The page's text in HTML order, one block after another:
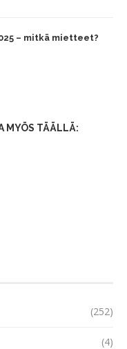
– mitkä mietteet?
MYÖS TÄÄLLÄ:
(252)
(4)